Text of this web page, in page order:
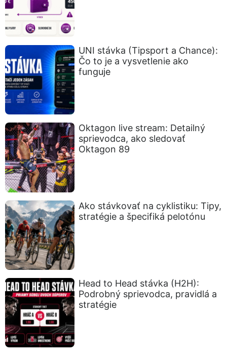
UNI stávka (Tipsport a Chance):
Čo to je a vysvetlenie ako
funguje
Oktagon live stream: Detailný
sprievodca, ako sledovať
Oktagon 89
Ako stávkovať na cyklistiku: Tipy,
stratégie a špecifiká pelotónu
Head to Head stávka (H2H):
Podrobný sprievodca, pravidlá a
stratégie